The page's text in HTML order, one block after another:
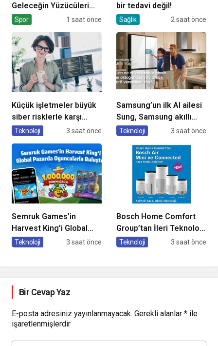
Geleceğin Yüzücüleri
Sertifikalarını Aldı
Spor 1 saat önce
bir tedavi değil!
Sağlık 2 saat önce
Küçük işletmeler büyük
siber risklerle karşı
karşıya
Teknoloji 3 saat önce
Samsung’un ilk AI ailesi
Sung, Samsung akıllı
yaşam deneyimini
Teknoloji 3 saat önce
Semruk Games’in
Harvest King’i Global
Pazarda Oyuncularla
Teknoloji 3 saat önce
Bosch Home Comfort
Group’tan İleri Teknoloji
Hava Temizleme
Teknoloji 3 saat önce
Bir Cevap Yaz
E-posta adresiniz yayınlanmayacak. Gerekli alanlar * ile
işaretlenmişlerdir